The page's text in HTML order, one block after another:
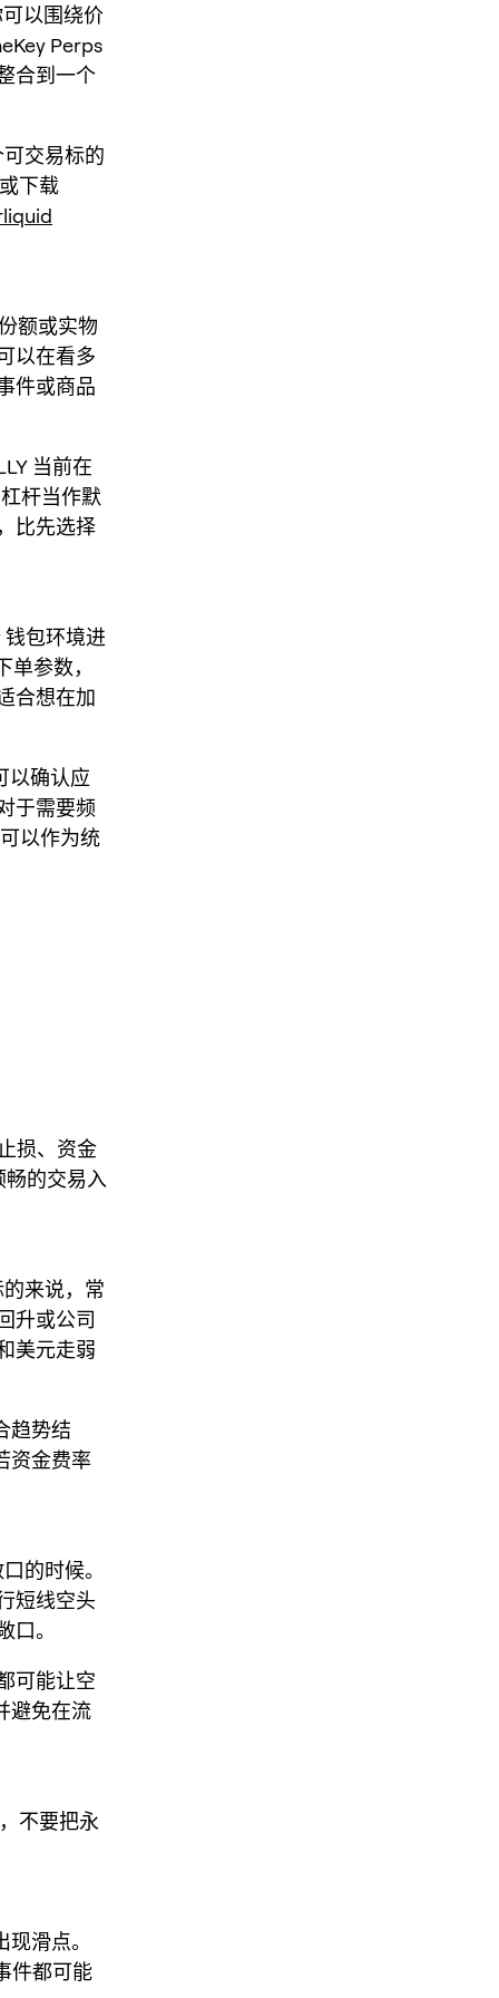
以围绕价
Perps
合到一个
交易标的
或下载
额或实物
以在看多
件或商品
当前在
杆当作默
比先选择
包环境进
参数，
合想在加
以确认应
于需要频
以作为统
损、资金
畅的交易入
来说，常
升或公司
美元走弱
趋势结
资金费率
的时候。
短线空头
口。
可能让空
避免在流
不要把永
滑点。
件都可能